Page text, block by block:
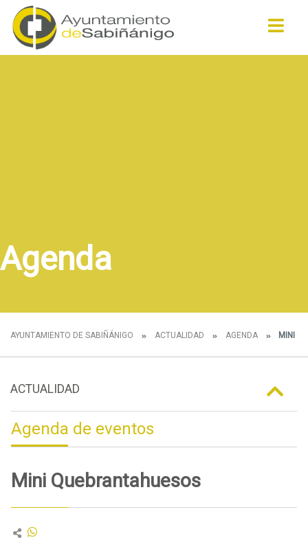
Agenda
AYUNTAMIENTO DE SABIÑÁNIGO ACTUALIDAD AGENDA MINI
ACTUALIDAD
Agenda de eventos
Mini Quebrantahuesos